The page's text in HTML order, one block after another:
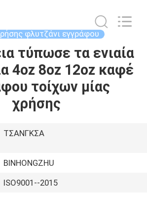
φλυτζάνι εγγράφου
τύπωσε τα ενιαία
4oz 8oz 12oz καφέ
τοίχων μίας
χρήσης
ΤΣΑΝΓΚΣΑ
BINHONGZHU
ISO9001--2015